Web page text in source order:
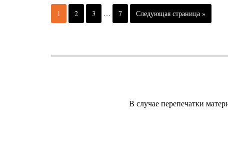
1 2 3 … 7 Следующая страница »
В случае перепечатки